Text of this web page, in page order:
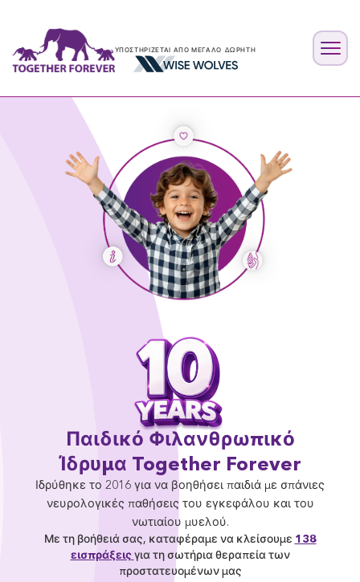
ΥΠΟΣΤΗΡΊΖΕΤΑΙ ΑΠΌ ΜΕΓΆΛΟ ΔΩΡΗΤΉ
Παιδικό Φιλανθρωπικό
Ίδρυμα Together Forever
Ιδρύθηκε το 2016 για να βοηθήσει παιδιά με σπάνιες
νευρολογικές παθήσεις του εγκεφάλου και του
νωτιαίου μυελού.
Με τη βοήθειά σας, καταφέραμε να κλείσουμε 138
εισπράξειςγια τη σωτήρια θεραπεία των
προστατευομένων μας